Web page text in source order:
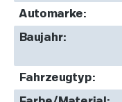
Automarke:
Baujahr:
Fahrzeugtyp: